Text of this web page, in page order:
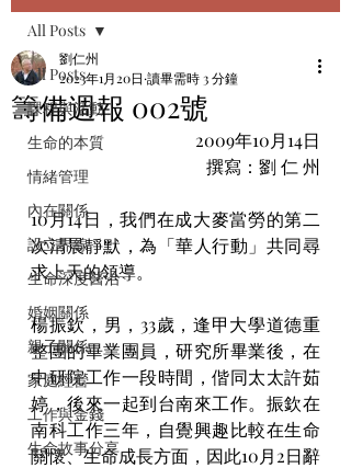
All Posts
課程與活動
生命的本質
情緒管理
內在關係
設立界線
生命深度醫治
婚姻關係
親子關係
家庭經營
工作與金錢
生命故事分享
All Posts
籌備週報 002號
劉仁州
2023年1月20日 讀畢需時 3 分鐘
2009年10月14日
撰寫：劉 仁 州
10月14日，我們在成大麥當勞的第二
次清晨靜默，為「華人行動」共同尋
求上天的領導。
楊振欽，男，33歲，逢甲大學道德重
整團的畢業團員，研究所畢業後，在
中研院工作一段時間，偕同太太許茹
婷，後來一起到台南來工作。振欽在
南科工作三年，自覺興趣比較在生命
關懷、生命成長方面，因此10月2日辭